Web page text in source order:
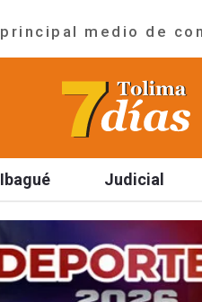
medio de
Ibagué Judicial